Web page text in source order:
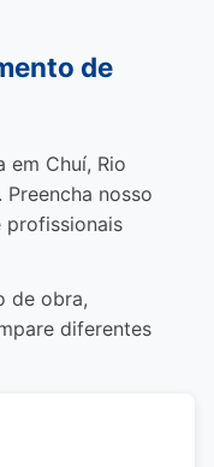
de
em Chuí, Rio
nosso
profissionais
de obra,
diferentes